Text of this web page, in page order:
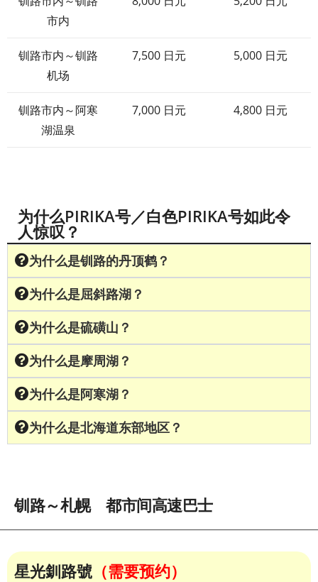
市内
钏路市内～钏路
机场
7,500 日元 5,000 日元
钏路市内～阿寒
湖温泉
7,000 日元 4,800 日元
为什么PIRIKA号／白色PIRIKA号如此令
人惊叹？
为什么是钏路的丹顶鹤？
为什么是屈斜路湖？
为什么是硫磺山？
为什么是摩周湖？
为什么是阿寒湖？
为什么是北海道东部地区？
钏路～札幌 都市间高速巴士
星光釧路號 （需要预约）